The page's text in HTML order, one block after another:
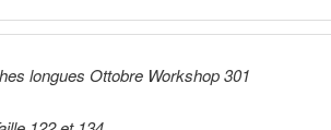
longues Ottobre Workshop 301